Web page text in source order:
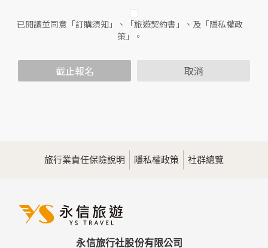
二、個人資料的蒐集、處理及利用方式
當您造訪本網站或使用本網站所提供之功能服務時，我們將視
範圍內處理及利用您的個人資料；非經您書面同意，本網站不
會將個人資料用於其他用途。
為提供精確的服務，我們會將收集的問卷調查內容進行統計與
分析，分析結果之統計數據或說明文字呈現，除供內部研究
三、資料之保護
備及必要的安全防護措施，加以保護網站及您的個人資料採用
已閱讀並同意「訂購須知」、「旅遊契約書」、及「隱私權政
策」。
截止報名 取消
旅行業責任保險說明 隱私權政策 社群總覽
永信旅行社股份有限公司